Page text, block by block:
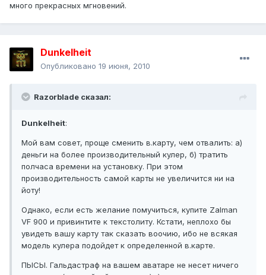
много прекрасных мгновений.
Dunkelheit
Опубликовано 19 июня, 2010
Razorblade сказал:
Dunkelheit:
Мой вам совет, проще сменить в.карту, чем отвалить: а)
деньги на более производительный кулер, б) тратить
полчаса времени на установку. При этом
производительность самой карты не увеличится ни на
йоту!
Однако, если есть желание помучиться, купите Zalman
VF 900 и привинтите к текстолиту. Кстати, неплохо бы
увидеть вашу карту так сказать воочию, ибо не всякая
модель кулера подойдет к определенной в.карте.
ПЫСЫ. Гальдастраф на вашем аватаре не несет ничего